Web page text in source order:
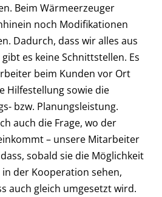
Beim Wärmeerzeuger
noch Modifikationen
Dadurch, dass wir alles aus
es keine Schnittstellen. Es
beim Kunden vor Ort
Hilfestellung sowie die
bzw. Planungsleistung.
auch die Frage, wo der
– unsere Mitarbeiter
sobald sie die Möglichkeit
der Kooperation sehen,
auch gleich umgesetzt wird.